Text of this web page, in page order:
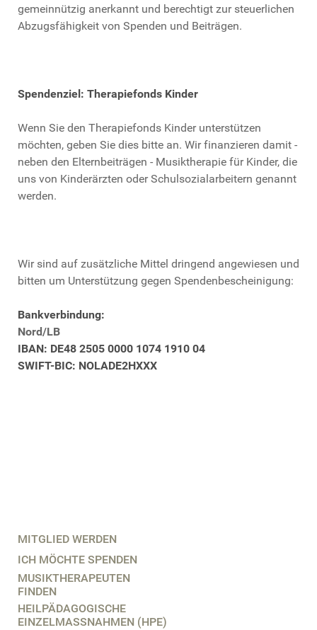
gemeinnützig anerkannt und berechtigt zur steuerlichen
Abzugsfähigkeit von Spenden und Beiträgen.
Spendenziel: Therapiefonds Kinder
Wenn Sie den Therapiefonds Kinder unterstützen
möchten, geben Sie dies bitte an. Wir finanzieren damit -
neben den Elternbeiträgen - Musiktherapie für Kinder, die
uns von Kinderärzten oder Schulsozialarbeitern genannt
werden.
Wir sind auf zusätzliche Mittel dringend angewiesen und
bitten um Unterstützung gegen Spendenbescheinigung:
Bankverbindung:
Nord/LB
IBAN: DE48 2505 0000 1074 1910 04
SWIFT-BIC: NOLADE2HXXX
MITGLIED WERDEN
ICH MÖCHTE SPENDEN
MUSIKTHERAPEUTEN
FINDEN
HEILPÄDAGOGISCHE
EINZELMASSNAHMEN (HPE)